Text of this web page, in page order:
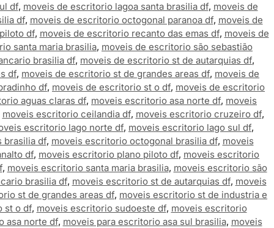
df, moveis de escritorio lagoa santa brasilia df, moveis de
df, moveis de escritorio octogonal paranoa df, moveis de
df, moveis de escritorio recanto das emas df, moveis de
santa maria brasilia, moveis de escritorio são sebastião
brasilia df, moveis de escritorio st de autarquias df,
df, moveis de escritorio st de grandes areas df, moveis de
df, moveis de escritorio st o df, moveis de escritorio
aguas claras df, moveis escritorio asa norte df, moveis
moveis escritorio ceilandia df, moveis escritorio cruzeiro df,
escritorio lago norte df, moveis escritorio lago sul df,
brasilia df, moveis escritorio octogonal brasilia df, moveis
df, moveis escritorio plano piloto df, moveis escritorio
, moveis escritorio santa maria brasilia, moveis escritorio são
brasilia df, moveis escritorio st de autarquias df, moveis
st de grandes areas df, moveis escritorio st de industria e
st o df, moveis escritorio sudoeste df, moveis escritorio
asa norte df, moveis para escritorio asa sul brasilia, moveis